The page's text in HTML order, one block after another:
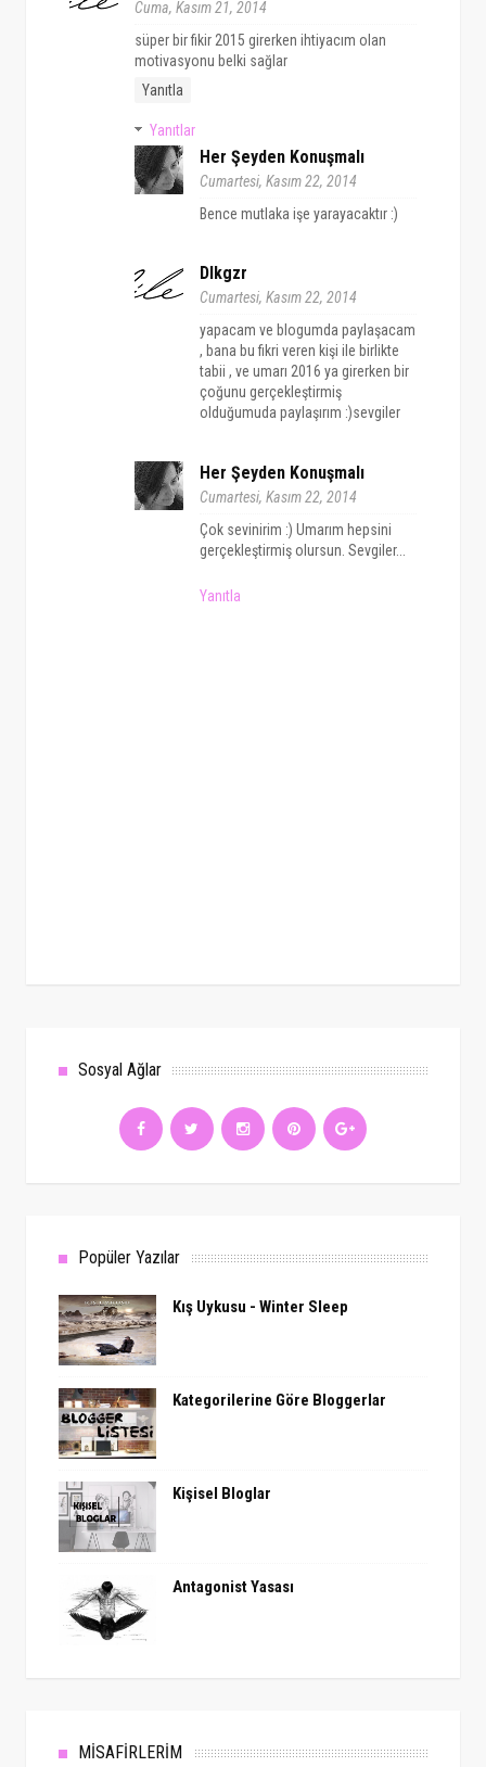
Cuma, Kasım 21, 2014
süper bir fikir 2015 girerken ihtiyacım olan
motivasyonu belki sağlar
Yanıtla
Yanıtlar
Her Şeyden Konuşmalı
Cumartesi, Kasım 22, 2014
Bence mutlaka işe yarayacaktır :)
Dlkgzr
Cumartesi, Kasım 22, 2014
yapacam ve blogumda paylaşacam
, bana bu fikri veren kişi ile birlikte
tabii , ve umarı 2016 ya girerken bir
çoğunu gerçekleştirmiş
olduğumuda paylaşırım :)sevgiler
Her Şeyden Konuşmalı
Cumartesi, Kasım 22, 2014
Çok sevinirim :) Umarım hepsini
gerçekleştirmiş olursun. Sevgiler...
Yanıtla
Sosyal Ağlar
Popüler Yazılar
Kış Uykusu - Winter Sleep
Kategorilerine Göre Bloggerlar
Kişisel Bloglar
Antagonist Yasası
MİSAFİRLERİM